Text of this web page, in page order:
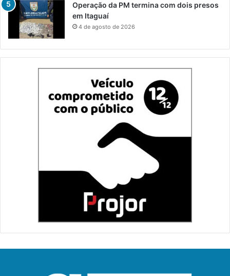
Operação da PM termina com dois presos
em Itaguaí
4 de agosto de 2026